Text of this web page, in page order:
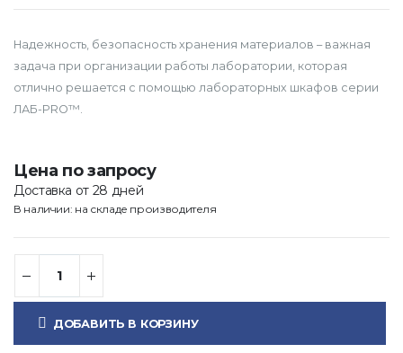
Надежность, безопасность хранения материалов – важная
задача при организации работы лаборатории, которая
отлично решается с помощью лабораторных шкафов серии
ЛАБ-PRO™.
Цена по запросу
Доставка от 28 дней
В наличии: на складе производителя
ДОБАВИТЬ В КОРЗИНУ